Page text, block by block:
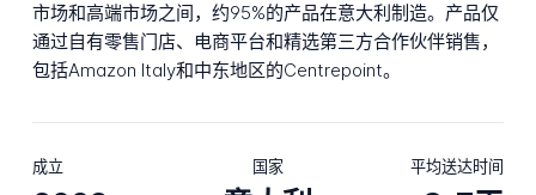
市场和高端市场之间，约95%的产品在意大利制造。产品仅
通过自有零售门店、电商平台和精选第三方合作伙伴销售，
包括Amazon Italy和中东地区的Centrepoint。
成立 国家 平均送达时间